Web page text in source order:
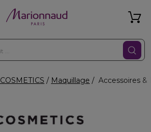
Maquillage Accessoires &